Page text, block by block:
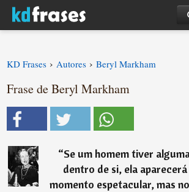
KD Frases › Autores › Beryl Markham
Frase de Beryl Markham
“Se um homem tiver
dentro de si, ela
momento espetacular, mas